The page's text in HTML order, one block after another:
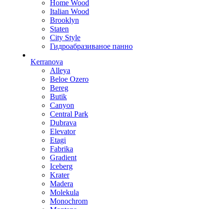
Home Wood
Italian Wood
Brooklyn
Staten
City Style
Гидроабразиваное панно
Kerranova
Alleya
Beloe Ozero
Bereg
Butik
Canyon
Central Park
Dubrava
Elevator
Etagi
Fabrika
Gradient
Iceberg
Krater
Madera
Molekula
Monochrom